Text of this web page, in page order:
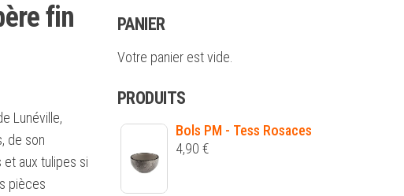
fin
Lunéville,
de son
aux tulipes si
pièces
PANIER
Votre panier est vide.
PRODUITS
Bols PM - Tess Rosaces
4,90 €